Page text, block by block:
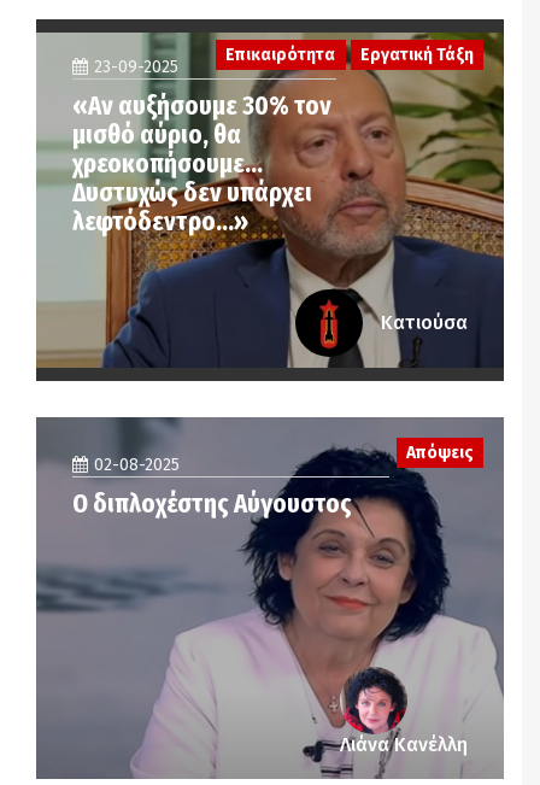
23-09-2025
«Αν αυξήσουμε 30% τον
μισθό αύριο, θα
χρεοκοπήσουμε…
Δυστυχώς δεν υπάρχει
λεφτόδεντρο…»
Επικαιρότητα Εργατική Τάξη
Κατιούσα
Απόψεις
02-08-2025
Ο διπλοχέστης Αύγουστος
Λιάνα Κανέλλη